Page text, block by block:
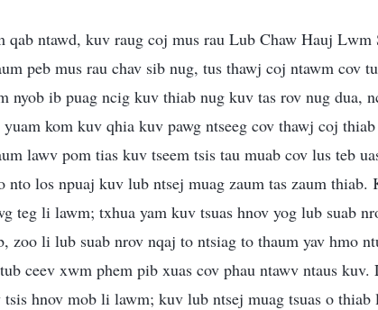
qab ntawd, kuv raug coj mus rau Lub Chaw Hauj
peb mus rau chav sib nug, tus thawj coj ntawm cov
nyob ib puag ncig kuv thiab nug kuv tas rov nug dua,
yuam kom kuv qhia kuv pawg ntseeg cov thawj coj
lawv pom tias kuv tseem tsis tau muab cov lus teb
nto los npuaj kuv lub ntsej muag zaum tas zaum thiab.
teg li lawm; txhua yam kuv tsuas hnov yog lub suab
zoo li lub suab nrov nqaj to ntsiag to thaum yav hmo
ceev xwm phem pib xuas cov phau ntawv ntaus
hnov mob li lawm; kuv lub ntsej muag tsuas o